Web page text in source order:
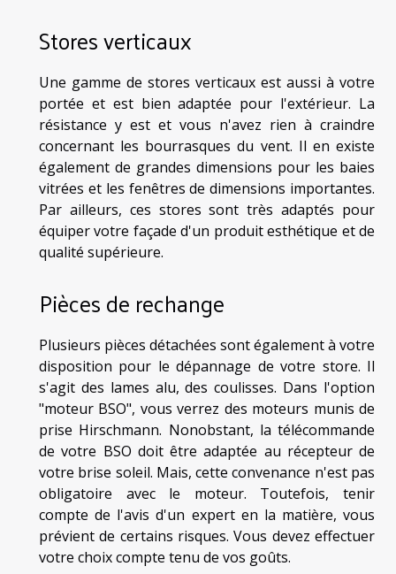
Stores verticaux
Une gamme de stores verticaux est aussi à votre
portée et est bien adaptée pour l'extérieur. La
résistance y est et vous n'avez rien à craindre
concernant les bourrasques du vent. Il en existe
également de grandes dimensions pour les baies
vitrées et les fenêtres de dimensions importantes.
Par ailleurs, ces stores sont très adaptés pour
équiper votre façade d'un produit esthétique et de
qualité supérieure.
Pièces de rechange
Plusieurs pièces détachées sont également à votre
disposition pour le dépannage de votre store. Il
s'agit des lames alu, des coulisses. Dans l'option
"moteur BSO", vous verrez des moteurs munis de
prise Hirschmann. Nonobstant, la télécommande
de votre BSO doit être adaptée au récepteur de
votre brise soleil. Mais, cette convenance n'est pas
obligatoire avec le moteur. Toutefois, tenir
compte de l'avis d'un expert en la matière, vous
prévient de certains risques. Vous devez effectuer
votre choix compte tenu de vos goûts.